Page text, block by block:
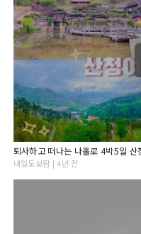
퇴사하고 떠나는 나홀로 4박5일 산
내일도보람 | 4년 전